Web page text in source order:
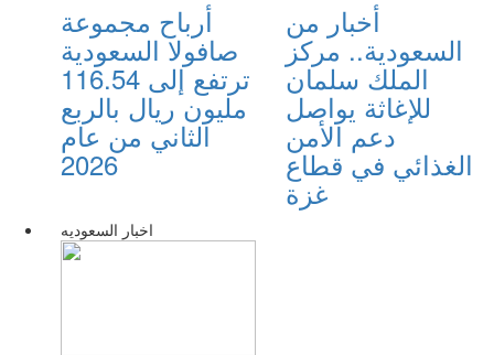
أرباح مجموعة
صافولا السعودية
ترتفع إلى 116.54
مليون ريال بالربع
الثاني من عام
2026
أخبار من
السعودية.. مركز
الملك سلمان
للإغاثة يواصل
دعم الأمن
الغذائي في قطاع
غزة
اخبار السعوديه